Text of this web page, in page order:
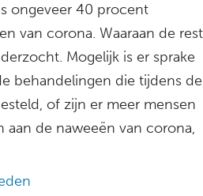
ongeveer 40 procent
van corona. Waaraan de rest
Mogelijk is er sprake
behandelingen die tijdens de
of zijn er meer mensen
aan de naweeën van corona,